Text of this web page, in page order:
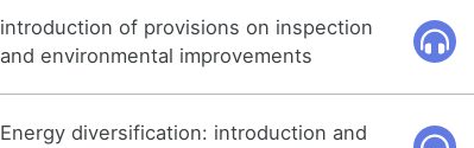
introduction of provisions on inspection
and environmental improvements
Energy diversification: introduction and